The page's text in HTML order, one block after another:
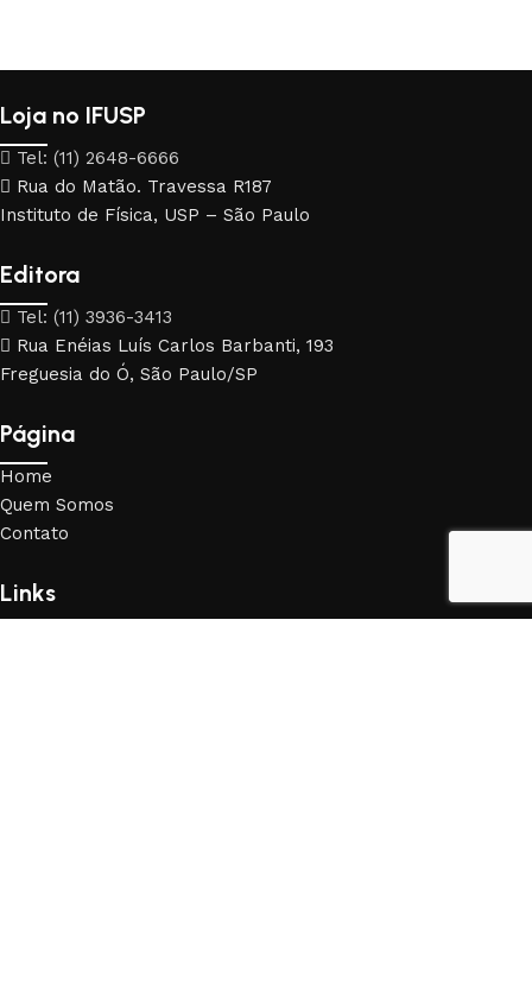
Loja no IFUSP
Tel: (11) 2648-6666
Rua do Matão. Travessa R187
Instituto de Física, USP – São Paulo
Editora
Tel: (11) 3936-3413
Rua Enéias Luís Carlos Barbanti, 193
Freguesia do Ó, São Paulo/SP
Página
Home
Quem Somos
Contato
Links